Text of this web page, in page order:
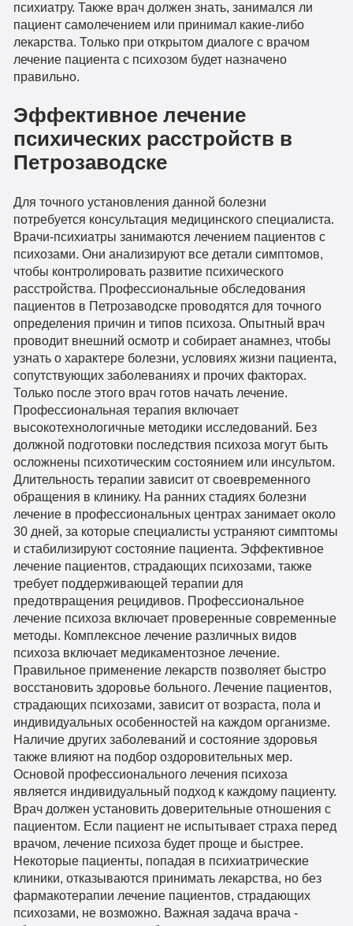
психиатру. Также врач должен знать, занимался ли
пациент самолечением или принимал какие-либо
лекарства. Только при открытом диалоге с врачом
лечение пациента с психозом будет назначено
правильно.
Эффективное лечение
психических расстройств в
Петрозаводске
Для точного установления данной болезни
потребуется консультация медицинского специалиста.
Врачи-психиатры занимаются лечением пациентов с
психозами. Они анализируют все детали симптомов,
чтобы контролировать развитие психического
расстройства. Профессиональные обследования
пациентов в Петрозаводске проводятся для точного
определения причин и типов психоза. Опытный врач
проводит внешний осмотр и собирает анамнез, чтобы
узнать о характере болезни, условиях жизни пациента,
сопутствующих заболеваниях и прочих факторах.
Только после этого врач готов начать лечение.
Профессиональная терапия включает
высокотехнологичные методики исследований. Без
должной подготовки последствия психоза могут быть
осложнены психотическим состоянием или инсультом.
Длительность терапии зависит от своевременного
обращения в клинику. На ранних стадиях болезни
лечение в профессиональных центрах занимает около
30 дней, за которые специалисты устраняют симптомы
и стабилизируют состояние пациента. Эффективное
лечение пациентов, страдающих психозами, также
требует поддерживающей терапии для
предотвращения рецидивов. Профессиональное
лечение психоза включает проверенные современные
методы. Комплексное лечение различных видов
психоза включает медикаментозное лечение.
Правильное применение лекарств позволяет быстро
восстановить здоровье больного. Лечение пациентов,
страдающих психозами, зависит от возраста, пола и
индивидуальных особенностей на каждом организме.
Наличие других заболеваний и состояние здоровья
также влияют на подбор оздоровительных мер.
Основой профессионального лечения психоза
является индивидуальный подход к каждому пациенту.
Врач должен установить доверительные отношения с
пациентом. Если пациент не испытывает страха перед
врачом, лечение психоза будет проще и быстрее.
Некоторые пациенты, попадая в психиатрические
клиники, отказываются принимать лекарства, но без
фармакотерапии лечение пациентов, страдающих
психозами, не возможно. Важная задача врача -